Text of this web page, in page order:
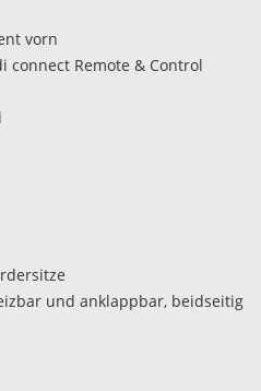
vorn
connect Remote & Control
und anklappbar, beidseitig